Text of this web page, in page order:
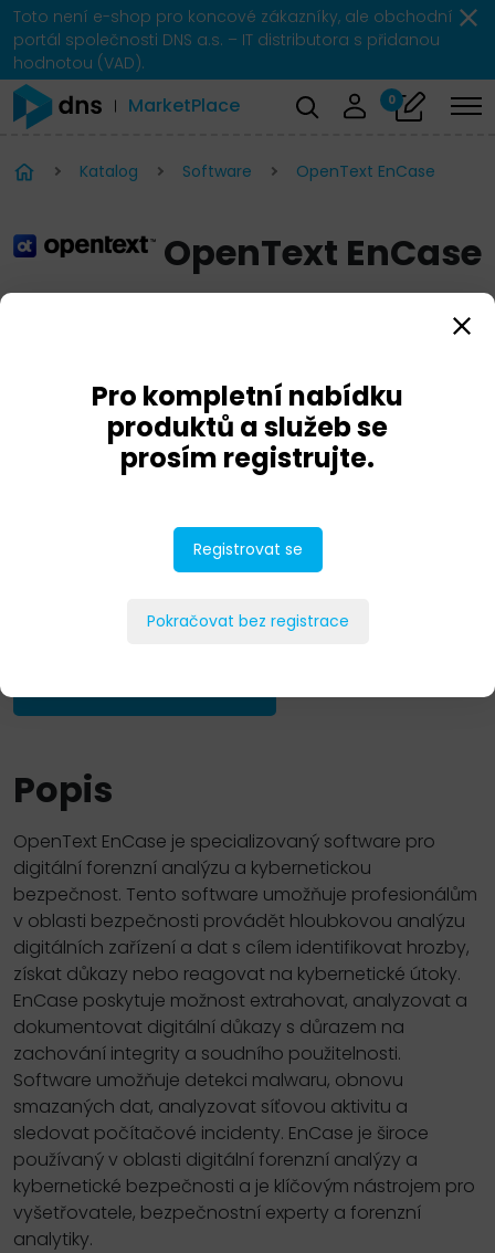
Toto není e-shop pro koncové zákazníky, ale obchodní
portál společnosti DNS a.s. – IT distributora s přidanou
hodnotou (VAD).
MarketPlace 0
Katalog Software OpenText EnCase
OpenText EnCase
Popis
OpenText EnCase je specializovaný software pro
digitální forenzní analýzu a kybernetickou
bezpečnost. Tento software umožňuje profesionálům
v oblasti bezpečnosti provádět hloubkovou analýzu
digitálních zařízení a dat s cílem identifikovat hrozby,
získat důkazy nebo reagovat na kybernetické útoky.
EnCase poskytuje možnost extrahovat, analyzovat a
dokumentovat digitální důkazy s důrazem na
zachování integrity a soudního použitelnosti.
Software umožňuje detekci malwaru, obnovu
smazaných dat, analyzovat síťovou aktivitu a
sledovat počítačové incidenty. EnCase je široce
používaný v oblasti digitální forenzní analýzy a
kybernetické bezpečnosti a je klíčovým nástrojem pro
vyšetřovatele, bezpečnostní experty a forenzní
analytiky.
Pro kompletní nabídku
produktů a služeb se
prosím registrujte.
Registrovat se
Pokračovat bez registrace